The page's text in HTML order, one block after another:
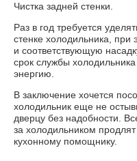
Чистка задней стенки.
Раз в год требуется
стенке холодильника,
и соответствующую
срок службы
энергию.
В заключение хочется
холодильник еще не
дверцу без надобности.
за холодильником
кухонному помощнику.